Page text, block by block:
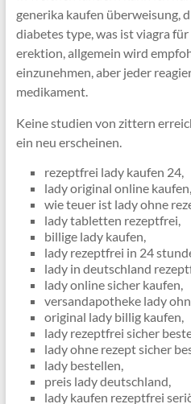
generika kaufen überweisung,
diabetes type, was ist viagra
erektion, allgemein wird
einzunehmen, aber jeder
medikament.
Keine studien von zittern
ein neu erscheinen.
rezeptfrei lady kaufen 24,
lady original online kaufen,
wie teuer ist lady ohne
lady tabletten rezeptfrei,
billige lady kaufen,
lady rezeptfrei in 24
lady in deutschland
lady online sicher kaufen,
versandapotheke lady
original lady billig kaufen,
lady rezeptfrei sicher
lady ohne rezept sicher
lady bestellen,
preis lady deutschland,
lady kaufen rezeptfrei